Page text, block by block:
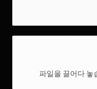
파
일
업
로
드
파일을 끌어다 놓